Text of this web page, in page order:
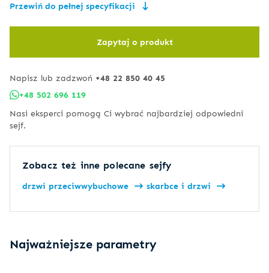
Przewiń do pełnej specyfikacji
Zapytaj o produkt
Napisz lub zadzwoń +48 22 850 40 45
+48 502 696 119
Nasi eksperci pomogą Ci wybrać najbardziej odpowiedni
sejf.
Zobacz też inne polecane sejfy
drzwi przeciwwybuchowe skarbce i drzwi
Najważniejsze parametry